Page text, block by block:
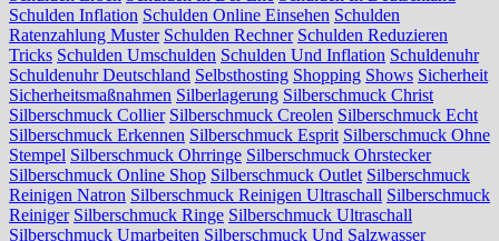
Schulden Inflation Schulden Online Einsehen Schulden
Ratenzahlung Muster Schulden Rechner Schulden Reduzieren
Tricks Schulden Umschulden Schulden Und Inflation Schuldenuhr
Schuldenuhr Deutschland Selbsthosting Shopping Shows Sicherheit
Sicherheitsmaßnahmen Silberlagerung Silberschmuck Christ
Silberschmuck Collier Silberschmuck Creolen Silberschmuck Echt
Silberschmuck Erkennen Silberschmuck Esprit Silberschmuck Ohne
Stempel Silberschmuck Ohrringe Silberschmuck Ohrstecker
Silberschmuck Online Shop Silberschmuck Outlet Silberschmuck
Reinigen Natron Silberschmuck Reinigen Ultraschall Silberschmuck
Reiniger Silberschmuck Ringe Silberschmuck Ultraschall
Silberschmuck Umarbeiten Silberschmuck Und Salzwasser